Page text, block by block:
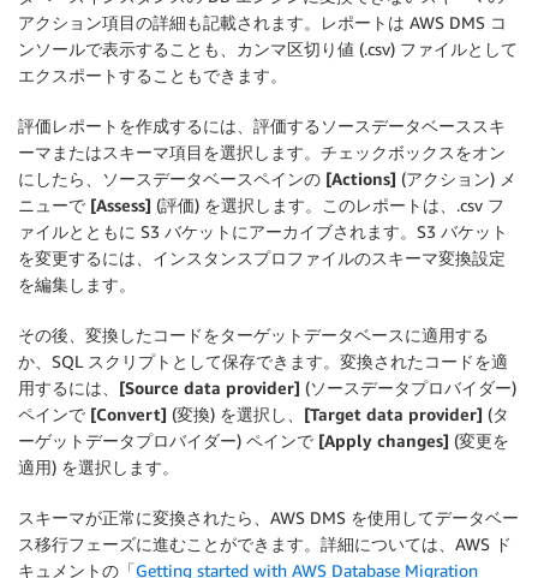
アクション項目の詳細も記載されます。レポートは AWS DMS コ
ンソールで表示することも、カンマ区切り値 (.csv) ファイルとして
エクスポートすることもできます。
評価レポートを作成するには、評価するソースデータベーススキ
ーマまたはスキーマ項目を選択します。チェックボックスをオン
にしたら、ソースデータベースペインの [Actions] (アクション) メ
ニューで [Assess] (評価) を選択します。このレポートは、.csv フ
ァイルとともに S3 バケットにアーカイブされます。S3 バケット
を変更するには、インスタンスプロファイルのスキーマ変換設定
を編集します。
その後、変換したコードをターゲットデータベースに適用する
か、SQL スクリプトとして保存できます。変換されたコードを適
用するには、 [Source data provider] (ソースデータプロバイダー)
ペインで [Convert] (変換) を選択し、 [Target data provider] (タ
ーゲットデータプロバイダー) ペインで [Apply changes] (変更を
適用) を選択します。
スキーマが正常に変換されたら、AWS DMS を使用してデータベー
ス移行フェーズに進むことができます。詳細については、AWS ド
キュメントの「Getting started with AWS Database Migration